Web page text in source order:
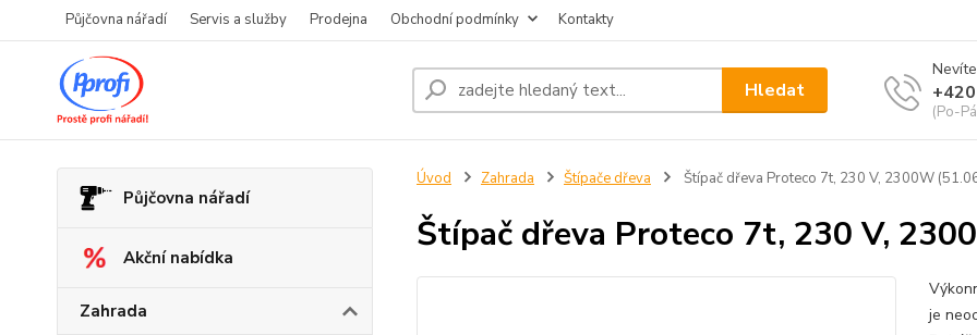
Půjčovna nářadí Servis a služby Prodejna Obchodní podmínky Kontakty
Hledat
(Po-
Půjčovna nářadí
Akční nabídka
Zahrada
Úvod Zahrada Štípače dřeva Štípač dřeva Proteco 7t, 230 V, 2300W
Štípač dřeva Proteco 7t, 230 V,
je